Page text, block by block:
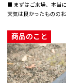
■ まずはご来場、本当
天気は良かったものの
商品のこと